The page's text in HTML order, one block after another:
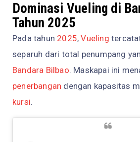
Dominasi Vueling di
Tahun 2025
Pada tahun 2025,Vueling
separuh dari total penumpang
Bandara Bilbao. Maskapai ini
penerbangan dengan kapasitas
kursi.